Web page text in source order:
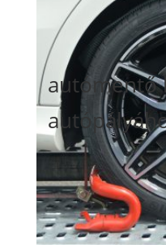
autómentő